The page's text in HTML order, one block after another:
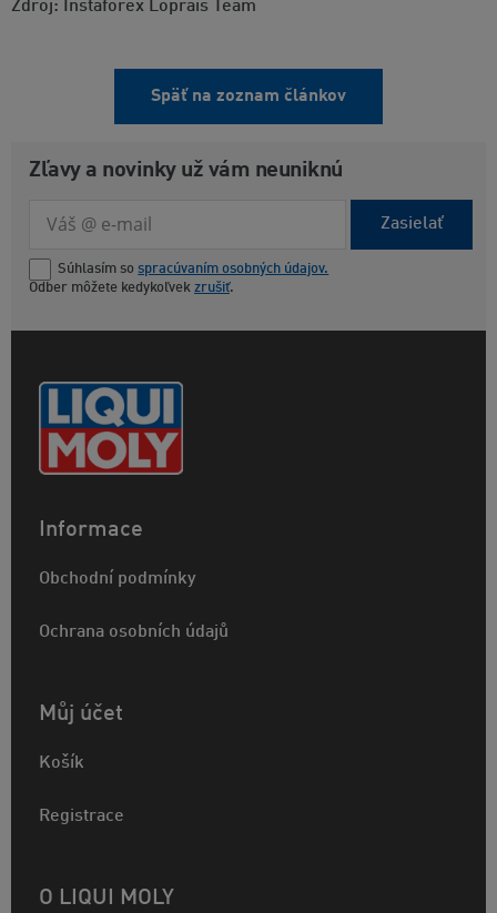
Zdroj: Instaforex Loprais Team
Späť na zoznam článkov
Zľavy a novinky už vám neuniknú
Zasielať
Súhlasím so spracúvaním osobných údajov.
Odber môžete kedykoľvek zrušiť.
Informace
Obchodní podmínky
Ochrana osobních údajů
Můj účet
Košík
Registrace
O LIQUI MOLY